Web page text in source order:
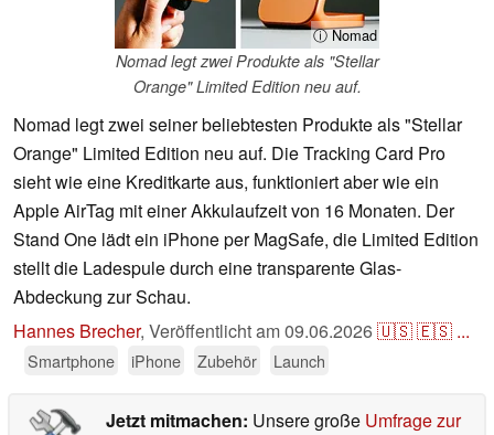
ⓘ Nomad
Nomad legt zwei Produkte als "Stellar
Orange" Limited Edition neu auf.
Nomad legt zwei seiner beliebtesten Produkte als "Stellar
Orange" Limited Edition neu auf. Die Tracking Card Pro
sieht wie eine Kreditkarte aus, funktioniert aber wie ein
Apple AirTag mit einer Akkulaufzeit von 16 Monaten. Der
Stand One lädt ein iPhone per MagSafe, die Limited Edition
stellt die Ladespule durch eine transparente Glas-
Abdeckung zur Schau.
Hannes Brecher, Veröffentlicht am09.06.2026🇺🇸🇪🇸 ...
Smartphone iPhone Zubehör Launch
Jetzt mitmachen: Unsere große Umfrage zur